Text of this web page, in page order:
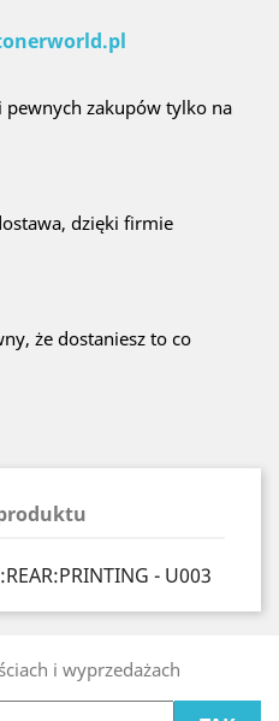
pewnych zakupów tylko na
dzięki firmie
że dostaniesz to co
- U003
i wyprzedażach